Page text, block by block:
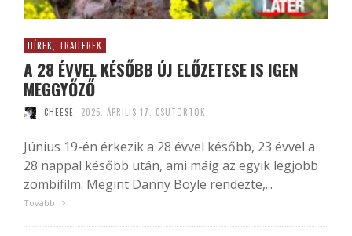
HÍREK, TRAILEREK
A 28 ÉVVEL KÉSŐBB ÚJ ELŐZETESE IS IGEN
MEGGYŐZŐ
CHEESE 2025. ÁPRILIS 17. CSÜTÖRTÖK
Június 19-én érkezik a 28 évvel később, 23 évvel a
28 nappal később után, ami máig az egyik legjobb
zombifilm. Megint Danny Boyle rendezte,...
Tovább